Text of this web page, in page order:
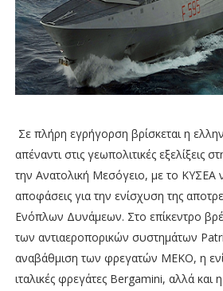
Σε πλήρη εγρήγορση βρίσκεται η
απέναντι στις γεωπολιτικές εξελίξεις
την Ανατολική Μεσόγειο, με το ΚΥΣΕΑ
αποφάσεις για την ενίσχυση της
Ενόπλων Δυνάμεων. Στο επίκεντρο
των αντιαεροπορικών συστημάτων
αναβάθμιση των φρεγατών ΜΕΚΟ, η
ιταλικές φρεγάτες Bergamini, αλλά και